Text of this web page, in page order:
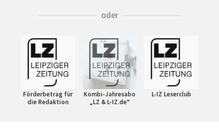
oder
Förderbetrag für
die Redaktion
Kombi-Jahresabo
„LZ & L-IZ.de“
L-IZ Leserclub